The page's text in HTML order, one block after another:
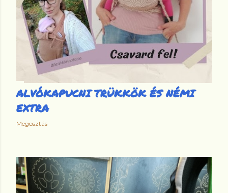
ALVÓKAPUCNI TRÜKKÖK ÉS NÉMI
EXTRA
Megosztás